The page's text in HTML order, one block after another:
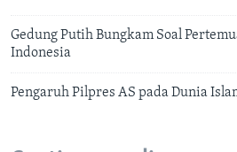
Gedung Putih Bungkam Soal
Indonesia
Pengaruh Pilpres AS pada Dunia